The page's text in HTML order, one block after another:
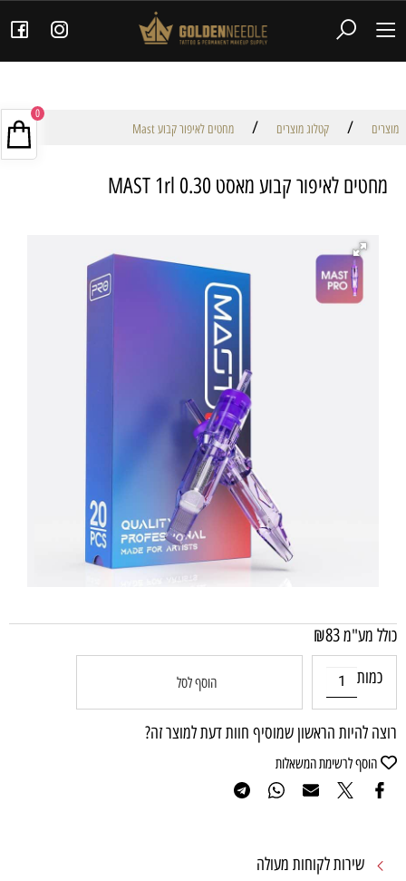
מוצרים / קטלוג מוצרים / מחטים לאיפור קבוע Mast
מחטים לאיפור קבוע מאסט MAST 1rl 0.30
כולל מע"מ ₪83
כמות הוסף לסל
רוצה להיות הראשון שמוסיף חוות דעת למוצר זה?
הוסף לרשימת המשאלות
שירות לקוחות מעולה
0